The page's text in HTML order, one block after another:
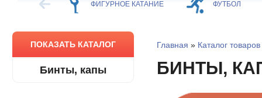
КАТАНИЕ ФУТБОЛ БАСКЕТБОЛ
ПОКАЗАТЬ КАТАЛОГ
Бинты, капы
Главная » Каталог товаров
БИНТЫ,